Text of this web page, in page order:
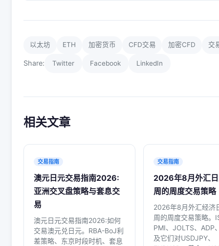
以太坊 ETH 加密货币 CFD交易 加密CFD 交
Share: Twitter Facebook LinkedIn
相关文章
交易指南
澳元日元交易指南2026:
亚洲交叉盘策略与套息交
易
澳元日元交易指南2026:如何
交易澳元兑日元。RBA-BoJ利
差策略、东京时段时机、套息
交易指南
2026年8月外汇
周的周度交易策略
2026年8月外汇经济
周的周度交易策略。
PMI、JOLTS、ADP
及它们对USDJPY、